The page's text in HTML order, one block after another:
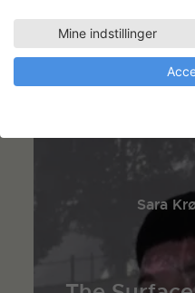
Sara
Mine indstillinger